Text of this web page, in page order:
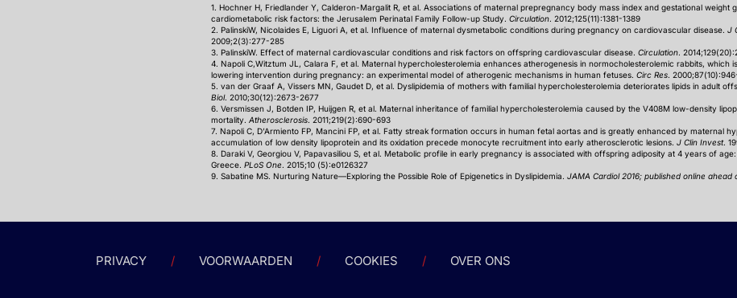
1. Hochner H, Friedlander Y, Calderon-Margalit R, et al. Associations of maternal prepregnancy body mass index and gestational weight
cardiometabolic risk factors: the Jerusalem Perinatal Family Follow-up Study. Circulation. 2012;125(11):1381-1389
2. PalinskiW, Nicolaides E, Liguori A, et al. Influence of maternal dysmetabolic conditions during pregnancy on cardiovascular disease. J
2009;2(3):277-285
3. PalinskiW. Effect of maternal cardiovascular conditions and risk factors on offspring cardiovascular disease. Circulation.
4. Napoli C,Witztum JL, Calara F, et al. Maternal hypercholesterolemia enhances atherogenesis in normocholesterolemic rabbits, which
lowering intervention during pregnancy: an experimental model of atherogenic mechanisms in human fetuses. Circ Res.
5. van der Graaf A, Vissers MN, Gaudet D, et al. Dyslipidemia of mothers with familial hypercholesterolemia deteriorates lipids in adult
Biol. 2010;30(12):2673-2677
6. Versmissen J, Botden IP, Huijgen R, et al. Maternal inheritance of familial hypercholesterolemia caused by the V408M low-density
mortality. Atherosclerosis. 2011;219(2):690-693
7. Napoli C, D’Armiento FP, Mancini FP, et al. Fatty streak formation occurs in human fetal aortas and is greatly enhanced by maternal
accumulation of low density lipoprotein and its oxidation precede monocyte recruitment into early atherosclerotic lesions. J Clin Invest.
8. Daraki V, Georgiou V, Papavasiliou S, et al. Metabolic profile in early pregnancy is associated with offspring adiposity at 4 years of
Greece. PLoS One. 2015;10 (5):e0126327
9. Sabatine MS. Nurturing Nature—Exploring the Possible Role of Epigenetics in Dyslipidemia. JAMA Cardiol 2016; published online ahead
PRIVACY VOORWAARDEN COOKIES OVER ONS